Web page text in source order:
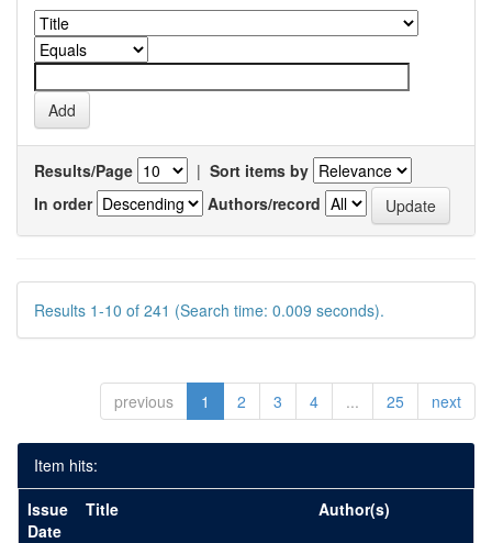
Results/Page | Sort items by
In order
Authors/record
Results 1-10 of 241 (Search time: 0.009 seconds).
previous 1 2 3 4 ... 25 next
Item hits:
Issue
Date
Title Author(s)